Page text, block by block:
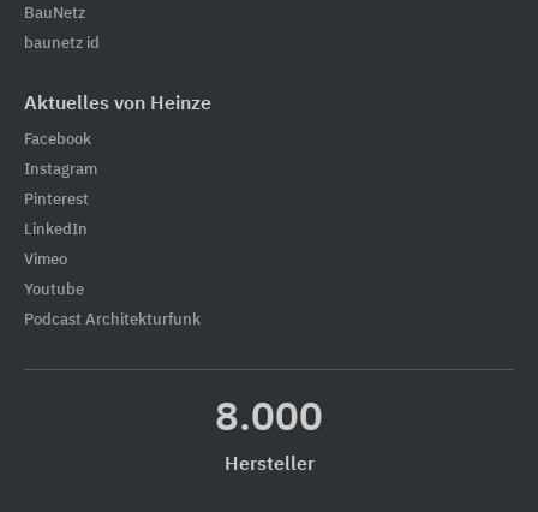
BauNetz
baunetz id
Aktuelles von Heinze
Facebook
Instagram
Pinterest
LinkedIn
Vimeo
Youtube
Podcast Architekturfunk
8.000
Hersteller